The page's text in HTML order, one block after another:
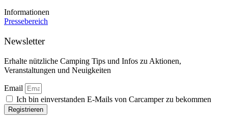
Informationen
Pressebereich
Newsletter
Erhalte nützliche Camping Tips und Infos zu Aktionen,
Veranstaltungen und Neuigkeiten
Email
Ich bin einverstanden E-Mails von Carcamper zu bekommen
Registrieren